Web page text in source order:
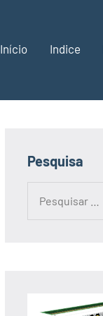
Início Indice
Pesquisa